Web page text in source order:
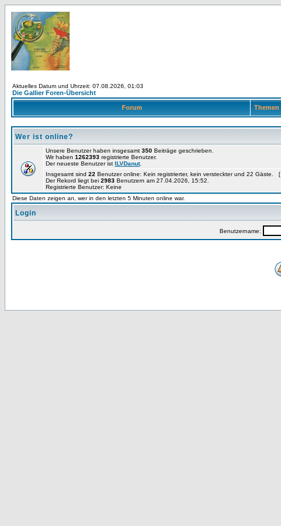
Aktuelles Datum und Uhrzeit: 07.08.2026, 01:03
Die Gallier Foren-Übersicht
Forum Themen
Wer ist online?
Unsere Benutzer haben insgesamt 350 Beiträge geschrieben.
Wir haben 1262393 registrierte Benutzer.
Der neueste Benutzer ist ILVDanut.
Insgesamt sind 22 Benutzer online: Kein registrierter, kein versteckter und 22 Gäste. [
Der Rekord liegt bei 2983 Benutzern am 27.04.2026, 15:52.
Registrierte Benutzer: Keine
Diese Daten zeigen an, wer in den letzten 5 Minuten online war.
Login
Benutzername: